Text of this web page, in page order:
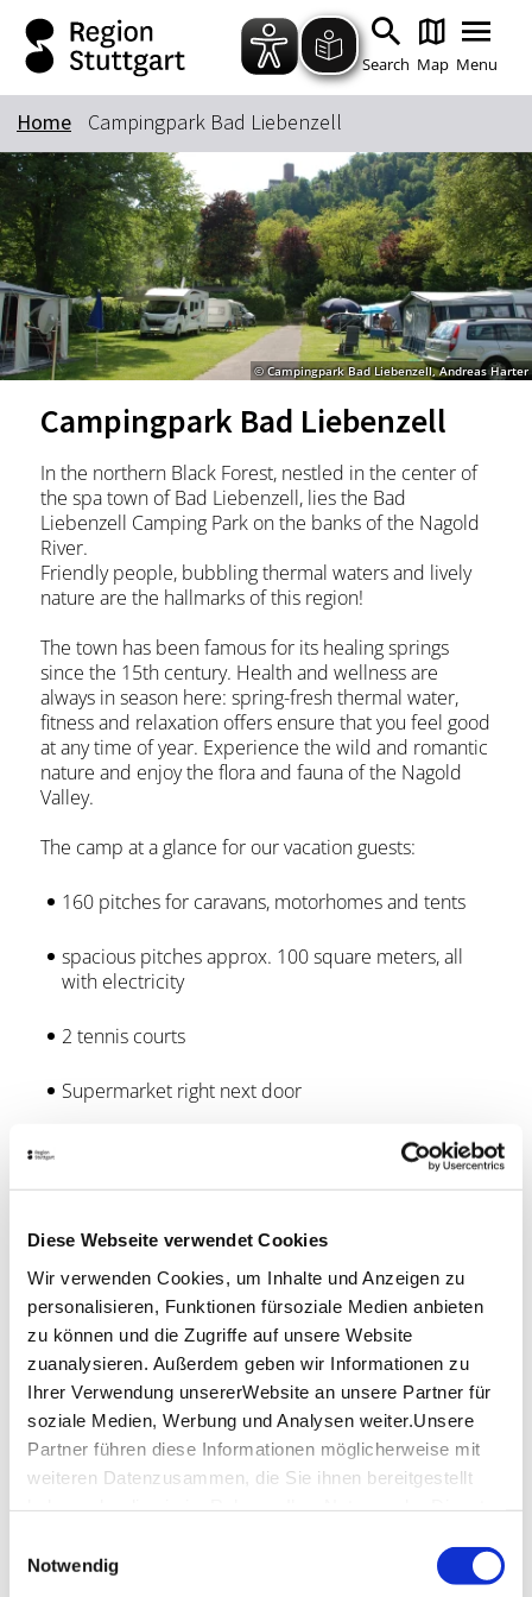
Diese Webseite verwendet Cookies
Wir verwenden Cookies, um Inhalte und Anzeigen zu
personalisieren, Funktionen fürsoziale Medien anbieten
zu können und die Zugriffe auf unsere Website
zuanalysieren. Außerdem geben wir Informationen zu
Ihrer Verwendung unsererWebsite an unsere Partner für
soziale Medien, Werbung und Analysen weiter.Unsere
Partner führen diese Informationen möglicherweise mit
weiteren Datenzusammen, die Sie ihnen bereitgestellt
Impressum
Notwendig
Zum Hauptinhalt springen
Zur Suche springen
Zur Hauptnavigation
Zum Footer springen
Search Map Menu
Keyword
Home Campingpark Bad Liebenzell
© Campingpark Bad Liebenzell, Andreas Harter
Campingpark Bad Liebenzell
In the northern Black Forest, nestled in the center of
the spa town of Bad Liebenzell, lies the Bad
Liebenzell Camping Park on the banks of the Nagold
River.
Friendly people, bubbling thermal waters and lively
nature are the hallmarks of this region!
The town has been famous for its healing springs
since the 15th century. Health and wellness are
always in season here: spring-fresh thermal water,
fitness and relaxation offers ensure that you feel good
at any time of year. Experience the wild and romantic
nature and enjoy the flora and fauna of the Nagold
Valley.
The camp at a glance for our vacation guests:
160 pitches for caravans, motorhomes and tents
spacious pitches approx. 100 square meters, all
with electricity
2 tennis courts
Supermarket right next door
Sanitary building, partly handicapped accessible
Washing machines, dryers
Restaurants within a radius of 500 meters
Children's playground
In summer: leisure pool with white water channel,
rock island and 65 m slide (free admission from 2
nights in the camp)
Open all year round